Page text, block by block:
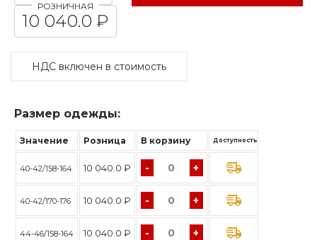
РОЗНИЧНАЯ
10 040.0 ₽
НДС включен в стоимость
Размер одежды:
Значение Розница В корзину Доступность
40-42/158-164 10 040.0 ₽ - +
40-42/170-176 10 040.0 ₽ - +
44-46/158-164 10 040.0 ₽ - +